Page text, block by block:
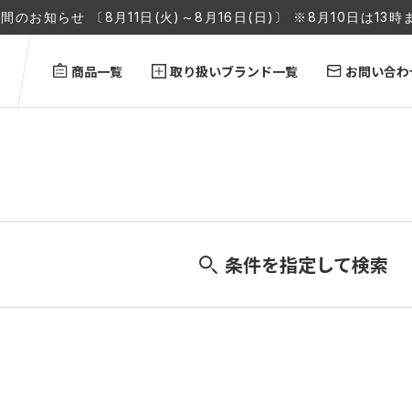
のお知らせ 〔8月11日(火)～8月16日(日)〕 ※8月10日は13時
商品一覧 取り扱いブランド一覧 お問い合
条件を指定して検索